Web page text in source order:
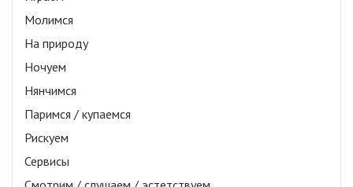
Молимся
На природу
Ночуем
Нянчимся
Паримся / купаемся
Рискуем
Сервисы